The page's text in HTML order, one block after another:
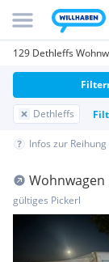
129 Dethleffs
Dethleffs
Infos zur
Wohnwagen
gültiges Pickerl